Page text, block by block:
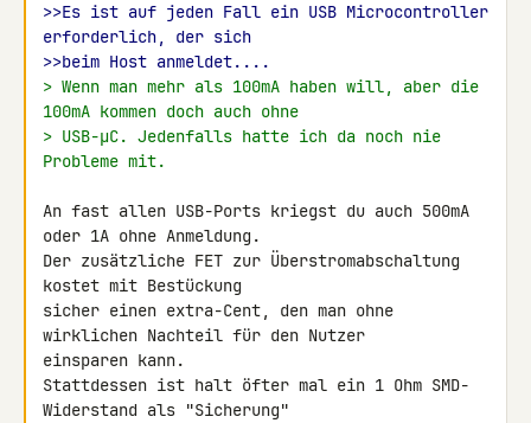
>>Es ist auf jeden Fall ein USB Microcontroller
erforderlich, der sich
>>beim Host anmeldet....
> Wenn man mehr als 100mA haben will, aber die
100mA kommen doch auch ohne
> USB-µC. Jedenfalls hatte ich da noch nie
Probleme mit.
An fast allen USB-Ports kriegst du auch 500mA
oder 1A ohne Anmeldung.
Der zusätzliche FET zur Überstromabschaltung
kostet mit Bestückung
sicher einen extra-Cent, den man ohne
wirklichen Nachteil für den Nutzer
einsparen kann.
Stattdessen ist halt öfter mal ein 1 Ohm SMD-
Widerstand als "Sicherung"